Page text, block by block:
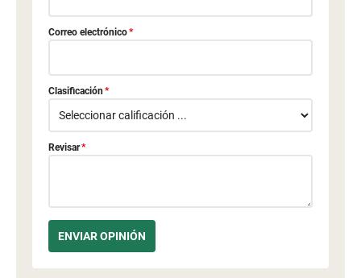
Correo electrónico*
Clasificación *
Revisar*